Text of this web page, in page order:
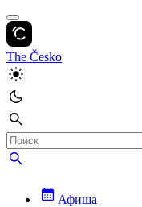
The Česko
Афиша